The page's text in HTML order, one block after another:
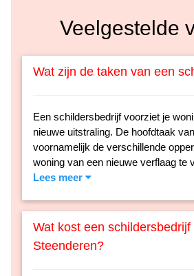
Veelgestelde
Wat zijn de taken van een
Een schildersbedrijf voorziet je
nieuwe uitstraling. De hoofdtaak
voornamelijk de verschillende
woning van een nieuwe verflaag te
Lees meer
Wat kost een schildersbedrijf
Steenderen?